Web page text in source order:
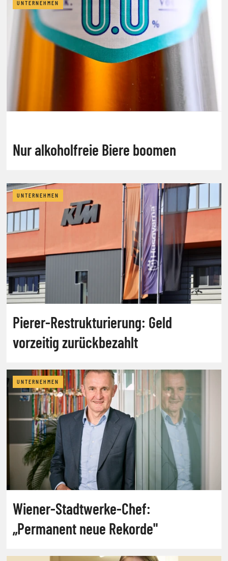
UNTERNEHMEN
Nur alkoholfreie Biere boomen
UNTERNEHMEN
Pierer-Restrukturierung: Geld
vorzeitig zurückbezahlt
UNTERNEHMEN
Wiener-Stadtwerke-Chef:
„Permanent neue Rekorde"